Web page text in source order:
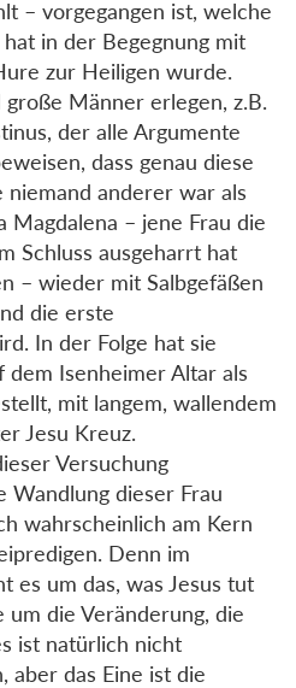
– vorgegangen ist, welche
in der Begegnung mit
zur Heiligen wurde.
Männer erlegen, z.B.
der alle Argumente
dass genau diese
anderer war als
Magdalena – jene Frau die
Schluss ausgeharrt hat
– wieder mit Salbgefäßen
die erste
In der Folge hat sie
Isenheimer Altar als
mit langem, wallendem
Jesu Kreuz.
Versuchung
Wandlung dieser Frau
wahrscheinlich am Kern
Denn im
es um das, was Jesus tut
die Veränderung, die
ist natürlich nicht
aber das Eine ist die